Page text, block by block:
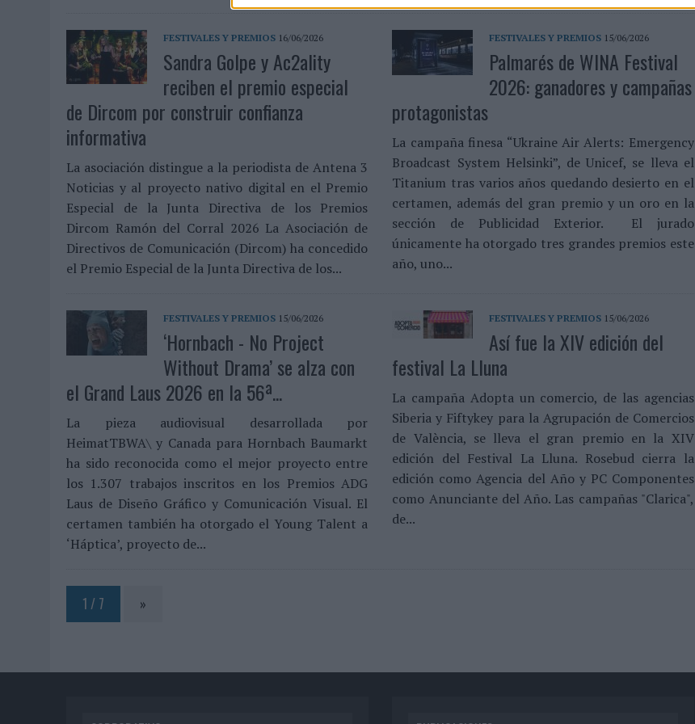
FESTIVALES Y PREMIOS 16/06/2026
Sandra Golpe y Ac2ality
reciben el premio especial
de Dircom por construir confianza
informativa
La asociación distingue a la periodista de Antena 3
Noticias y al proyecto nativo digital en el Premio
Especial de la Junta Directiva de los Premios
Dircom Ramón del Corral 2026 La Asociación de
Directivos de Comunicación (Dircom) ha concedido
el Premio Especial de la Junta Directiva de los...
FESTIVALES Y PREMIOS 15/06/2026
Palmarés de WINA Festival
2026: ganadores y campañas
protagonistas
La campaña finesa “Ukraine Air Alerts: Emergency
Broadcast System Helsinki”, de Unicef, se lleva el
Titanium tras varios años quedando desierto en el
certamen, además del gran premio y un oro en la
sección de Publicidad Exterior. El jurado
únicamente ha otorgado tres grandes premios este
año, uno...
FESTIVALES Y PREMIOS 15/06/2026
‘Hornbach - No Project
Without Drama’ se alza con
el Grand Laus 2026 en la 56ª...
La pieza audiovisual desarrollada por
HeimatTBWA\ y Canada para Hornbach Baumarkt
ha sido reconocida como el mejor proyecto entre
los 1.307 trabajos inscritos en los Premios ADG
Laus de Diseño Gráfico y Comunicación Visual. El
certamen también ha otorgado el Young Talent a
‘Háptica’, proyecto de...
FESTIVALES Y PREMIOS 15/06/2026
Así fue la XIV edición del
festival La Lluna
La campaña Adopta un comercio, de las agencias
Siberia y Fiftykey para la Agrupación de Comercios
de València, se lleva el gran premio en la XIV
edición del Festival La Lluna. Rosebud cierra la
edición como Agencia del Año y PC Componentes
como Anunciante del Año. Las campañas "Clarica",
de...
1 / 7 »